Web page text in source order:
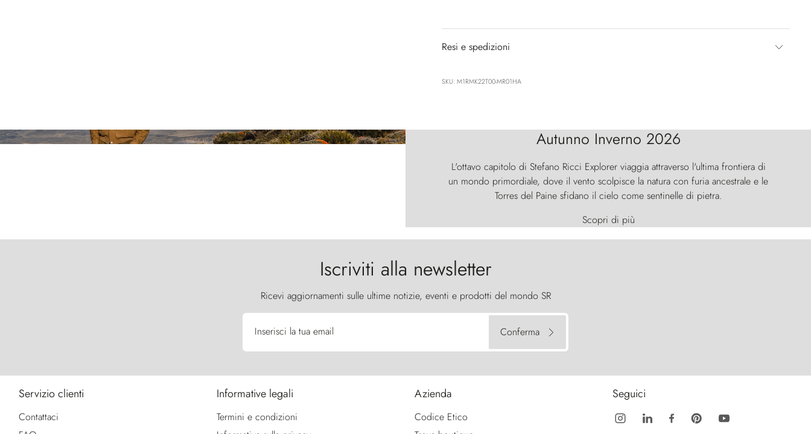
Resi e spedizioni
SKU: M1RMK22T00-MR01HA
Autunno Inverno 2026
L'ottavo capitolo di Stefano Ricci Explorer viaggia attraverso l'ultima frontiera di
un mondo primordiale, dove il vento scolpisce la natura con furia ancestrale e le
Torres del Paine sfidano il cielo come sentinelle di pietra.
Scopri di più
Iscriviti alla newsletter
Ricevi aggiornamenti sulle ultime notizie, eventi e prodotti del mondo SR
Inserisci la tua email Conferma
Servizio clienti
Contattaci
Informative legali
Termini e condizioni
Azienda
Codice Etico
Seguici